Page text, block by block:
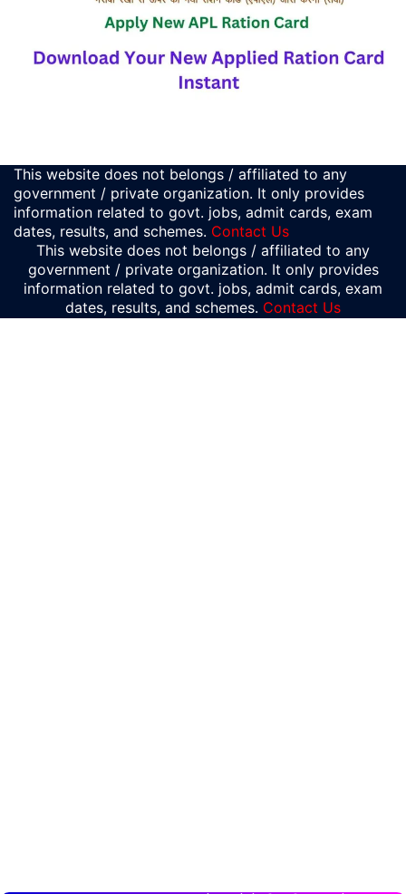
This website does not belongs / affiliated to any
government / private organization. It only provides
information related to govt. jobs, admit cards, exam
dates, results, and schemes. Contact Us
This website does not belongs / affiliated to any
government / private organization. It only provides
information related to govt. jobs, admit cards, exam
dates, results, and schemes. Contact Us